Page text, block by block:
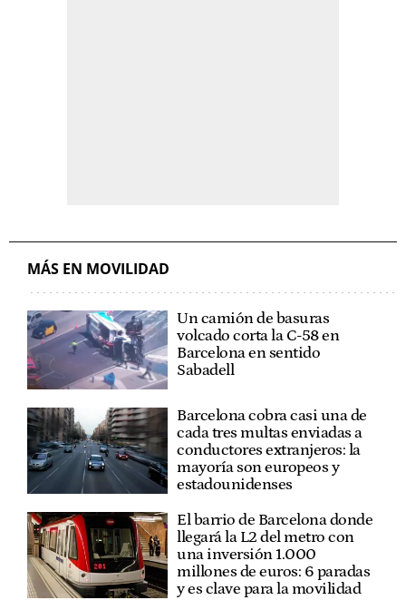
MÁS EN MOVILIDAD
Un camión de basuras
volcado corta la C-58 en
Barcelona en sentido
Sabadell
Barcelona cobra casi una de
cada tres multas enviadas a
conductores extranjeros: la
mayoría son europeos y
estadounidenses
El barrio de Barcelona donde
llegará la L2 del metro con
una inversión 1.000
millones de euros: 6 paradas
y es clave para la movilidad